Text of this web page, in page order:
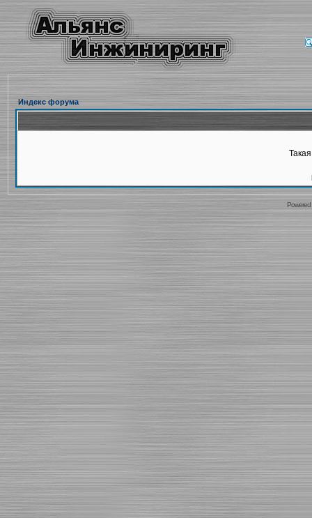
Индекс форума